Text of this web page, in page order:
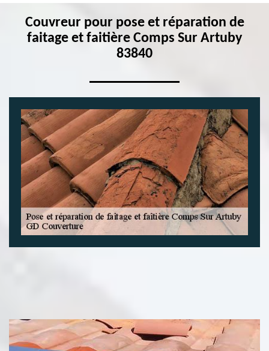
Couvreur pour pose et réparation de
faitage et faitière Comps Sur Artuby
83840